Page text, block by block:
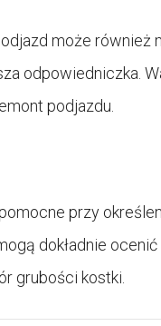
może również
odpowiedniczka.
podjazdu.
przy
dokładnie ocenić
grubości kostki.